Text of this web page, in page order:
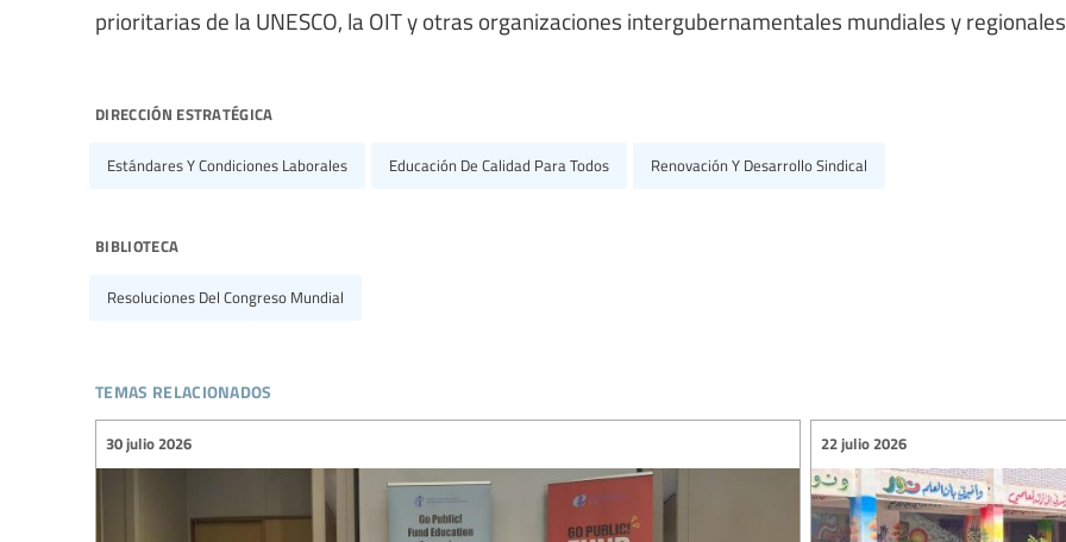
prioritarias de la UNESCO, la OIT y otras organizaciones intergubernamentales mundiales y
dirección estratégica
Estándares Y Condiciones Laborales Educación De Calidad Para Todos Renovación Y Desarrollo Sindical
biblioteca
Resoluciones Del Congreso Mundial
temas relacionados
30 julio 2026 22 julio 2026